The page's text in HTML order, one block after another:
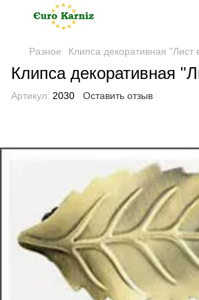
Разное Клипса декоративная "Лист
Клипса декоративная
Артикул: 2030 Оставить отзыв